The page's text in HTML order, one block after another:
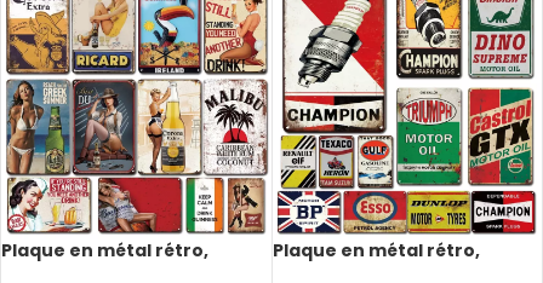
Plaque en métal rétro,
Plaque en métal rétro,